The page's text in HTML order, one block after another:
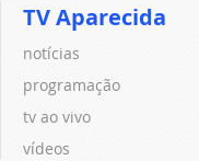
TV Aparecida
notícias
programação
tv ao vivo
vídeos